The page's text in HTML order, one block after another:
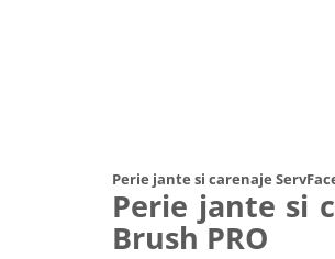
Perie jante si carenaje
Perie jante si
Brush PRO